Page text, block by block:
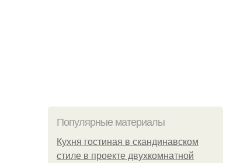
Популярные материалы
Кухня гостиная в скандинавском
стиле в проекте двухкомнатной